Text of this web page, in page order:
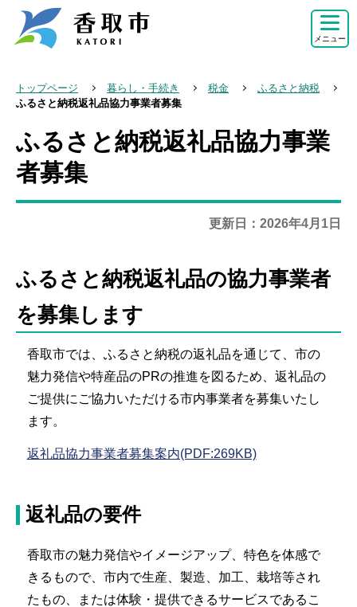
メニュー
トップページ 暮らし・手続き 税金
ふるさと納税
ふるさと納税返礼品協力事業者募集
本
文
こ
こ
ふるさと納税返礼品協力事業
者募集
更新日：2026年4月1日
ふるさと納税返礼品の協力事業者
を募集します
香取市では、ふるさと納税の返礼品を通じて、市の
魅力発信や特産品のPRの推進を図るため、返礼品の
ご提供にご協力いただける市内事業者を募集いたし
ます。
返礼品協力事業者募集案内(PDF:269KB)
返礼品の要件
香取市の魅力発信やイメージアップ、特色を体感で
きるもので、市内で生産、製造、加工、栽培等され
たもの、または体験・提供できるサービスであるこ